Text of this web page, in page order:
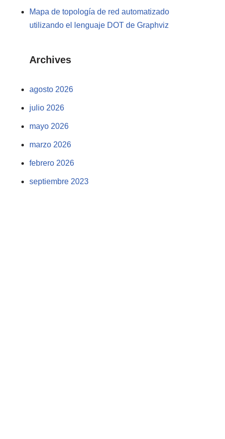
Mapa de topología de red automatizado
utilizando el lenguaje DOT de Graphviz
Archives
agosto 2026
julio 2026
mayo 2026
marzo 2026
febrero 2026
septiembre 2023